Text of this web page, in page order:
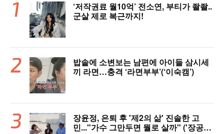
‘저작권료 월10억’ 전소연, 부티가 좔좔..
군살 제로 복근까지!
밥솥에 소변보는 남편에 아이들 삼시세
끼 라면…충격 ‘라면부부’(‘이숙캠’)
장윤정, 은퇴 후 '제2의 삶' 진솔한 고
민..."가수 그만두면 뭘로 살까" ('장공장